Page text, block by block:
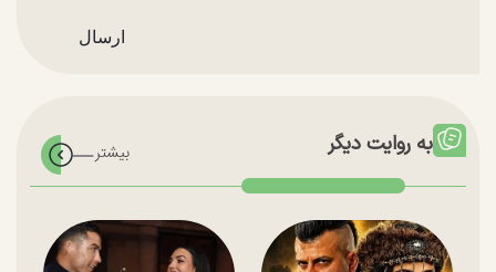
به روایت دیگر